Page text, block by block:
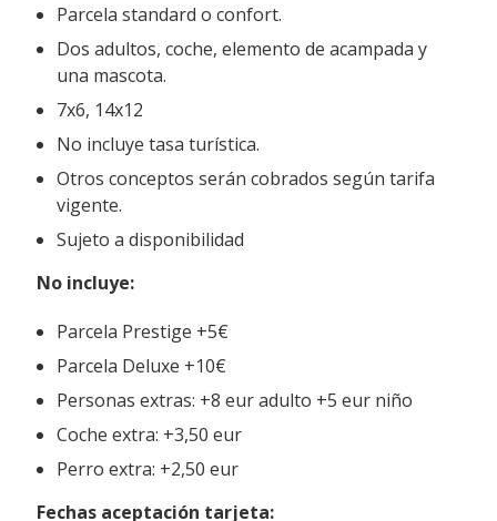
Parcela standard o confort.
Dos adultos, coche, elemento de acampada y
una mascota.
7x6, 14x12
No incluye tasa turística.
Otros conceptos serán cobrados según tarifa
vigente.
Sujeto a disponibilidad
No incluye:
Parcela Prestige +5€
Parcela Deluxe +10€
Personas extras: +8 eur adulto +5 eur niño
Coche extra: +3,50 eur
Perro extra: +2,50 eur
Fechas aceptación tarjeta: